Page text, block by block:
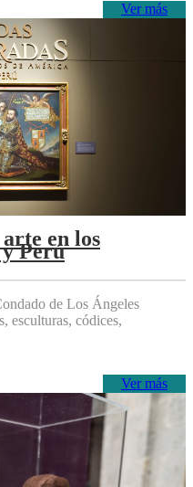
Ver más
en los
Perú
de Los Ángeles
códices,
Ver más